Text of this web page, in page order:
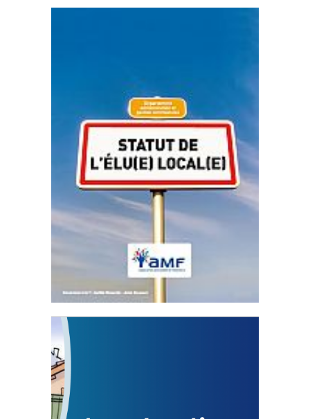
Statut de l’élu local
3 avril 2024
Mise à jour avril 2024
FEUILLETER